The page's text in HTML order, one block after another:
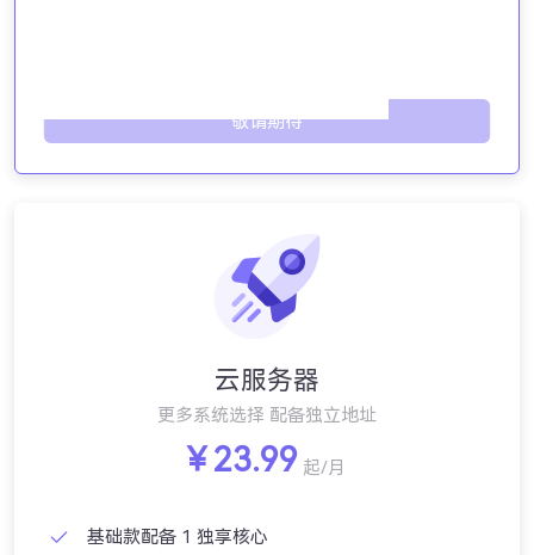
敬请期待
云服务器
更多系统选择 配备独立地址
￥23.99 起/月
基础款配备 1 独享核心